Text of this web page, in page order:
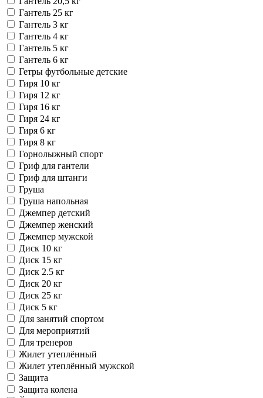
Гантель 25 кг
Гантель 3 кг
Гантель 4 кг
Гантель 5 кг
Гантель 6 кг
Гетры футбольные детские
Гиря 10 кг
Гиря 12 кг
Гиря 16 кг
Гиря 24 кг
Гиря 6 кг
Гиря 8 кг
Горнолыжный спорт
Гриф для гантели
Гриф для штанги
Груша
Груша напольная
Джемпер детский
Джемпер женский
Джемпер мужской
Диск 10 кг
Диск 15 кг
Диск 2.5 кг
Диск 20 кг
Диск 25 кг
Диск 5 кг
Для занятий спортом
Для мероприятий
Для тренеров
Жилет утеплённый
Жилет утеплённый мужской
Защита
Защита колена